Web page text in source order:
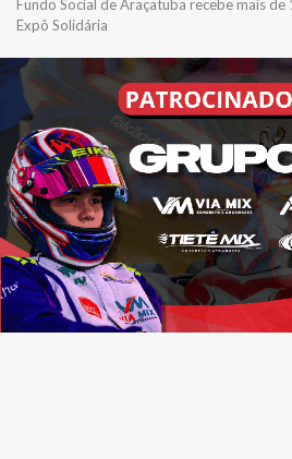
Fundo Social de Araçatuba recebe mais
Expô Solidária